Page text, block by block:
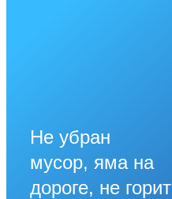
Не убран
мусор, яма на
дороге, не горит